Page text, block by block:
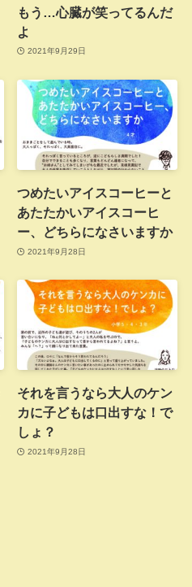
もう…心臓が笑ってるんだ
よ
2021年9月29日
つめたいアイスコーヒーと
あたたかいアイスコーヒ
ー、どちらになさいますか
2021年9月28日
それを言うなら大人のケン
カに子どもは口出すな！で
しょ？
2021年9月28日